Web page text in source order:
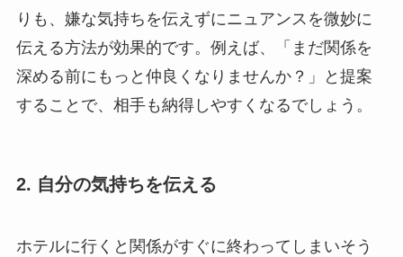
りも、嫌な気持ちを伝えずにニュアンスを微妙に
伝える方法が効果的です。例えば、「まだ関係を
深める前にもっと仲良くなりませんか？」と提案
することで、相手も納得しやすくなるでしょう。
2. 自分の気持ちを伝える
ホテルに行くと関係がすぐに終わってしまいそう